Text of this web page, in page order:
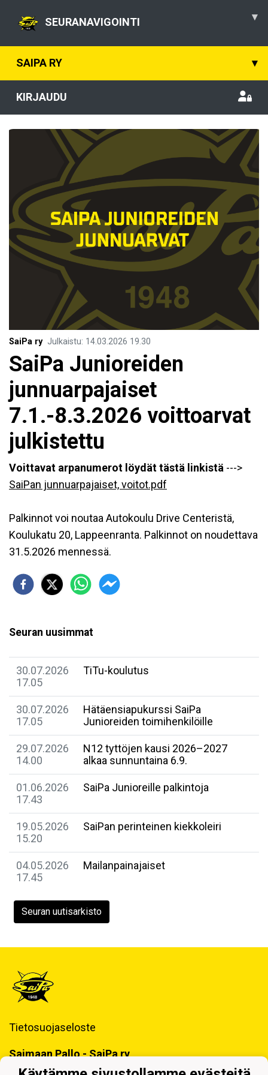
SEURANAVIGOINTI ▾
SAIPA RY ▾
KIRJAUDU
SaiPa ry Julkaistu: 14.03.2026 19.30
SaiPa Junioreiden
junnuarpajaiset
7.1.-8.3.2026 voittoarvat
julkistettu
Voittavat arpanumerot löydät tästä linkistä --->
SaiPan junnuarpajaiset, voitot.pdf
Palkinnot voi noutaa Autokoulu Drive Centeristä,
Koulukatu 20, Lappeenranta. Palkinnot on noudettava
31.5.2026 mennessä.
Seuran uusimmat
30.07.2026
17.05
TiTu-koulutus
30.07.2026
17.05
Hätäensiapukurssi SaiPa
Junioreiden toimihenkilöille
29.07.2026
14.00
N12 tyttöjen kausi 2026–2027
alkaa sunnuntaina 6.9.
01.06.2026
17.43
SaiPa Junioreille palkintoja
19.05.2026
15.20
SaiPan perinteinen kiekkoleiri
04.05.2026
17.45
Mailanpainajaiset
Seuran uutisarkisto
Tietosuojaseloste
Saimaan Pallo - SaiPa ry
Käynti- ja postiosoite ja Laskutustiedot